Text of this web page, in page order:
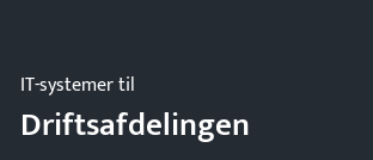
IT-systemer til
Driftsafdelingen